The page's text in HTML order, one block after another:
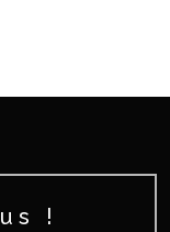
!